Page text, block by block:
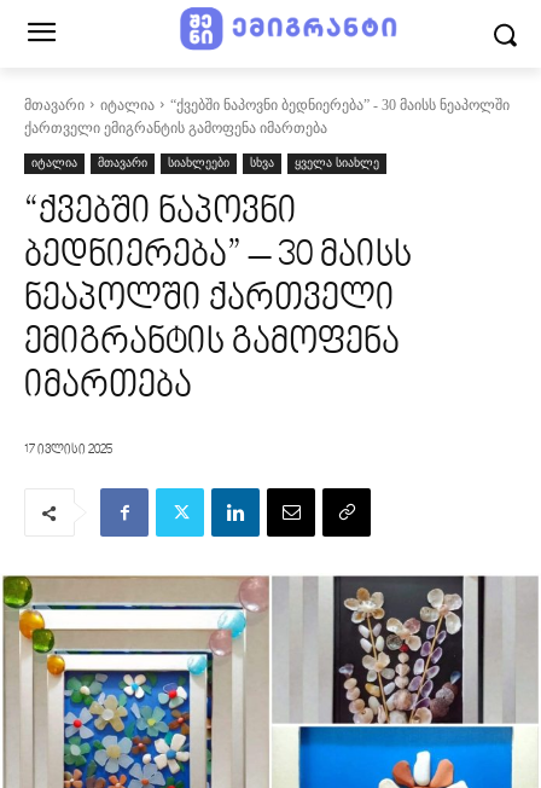
მთავარი იტალია
“ქვებში ნაპოვნი ბედნიერება” - 30 მაისს ნეაპოლში
ქართველი ემიგრანტის გამოფენა იმართება
იტალია მთავარი სიახლეები სხვა ყველა სიახლე
“ქვებში ნაპოვნი
ბედნიერება” – 30 მაისს
ნეაპოლში ქართველი
ემიგრანტის გამოფენა
იმართება
17 ივლისი 2025